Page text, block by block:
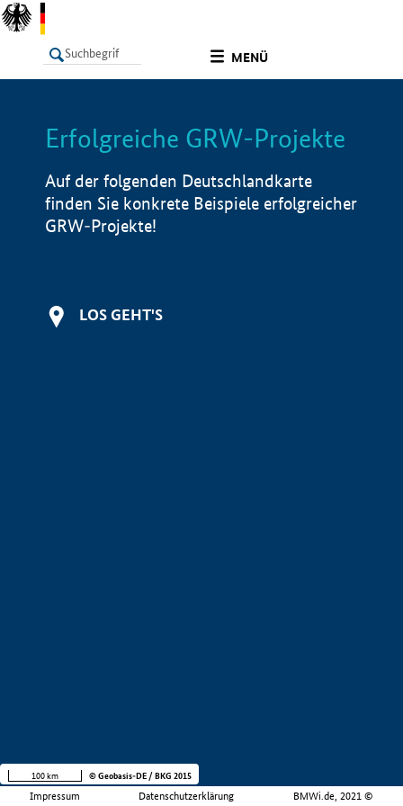
MENÜ
LISTE Info
Erfolgreiche GRW-Projekte
Auf der folgenden Deutschlandkarte
finden Sie konkrete Beispiele erfolgreicher
GRW-Projekte!
LOS GEHT'S
Impressum Datenschutzerklärung BMWi.de, 2021 ©
100 km © Geobasis-DE / BKG 2015